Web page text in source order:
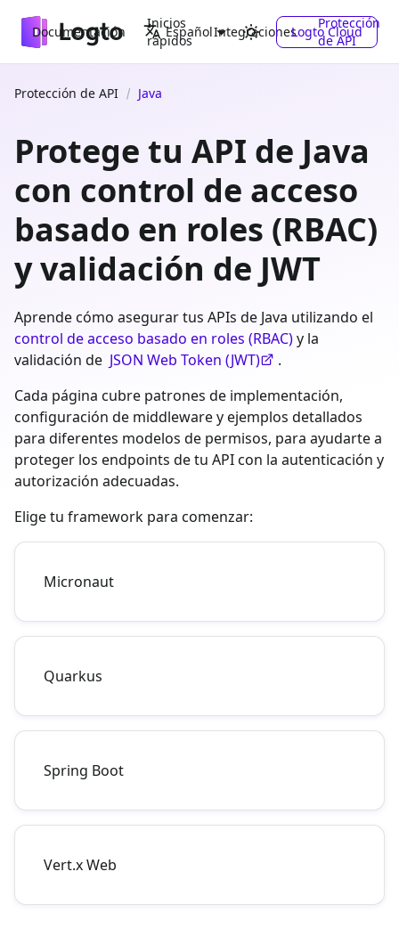
Documentación
Inicios
rápidos
Integraciones
Protección
de API
Español Logto Cloud
Protección de API Java
Protege tu API de Java
con control de acceso
basado en roles (RBAC)
y validación de JWT
Aprende cómo asegurar tus APIs de Java utilizando el
control de acceso basado en roles (RBAC)y la
validación de JSON Web Token (JWT)
.
Cada página cubre patrones de implementación,
configuración de middleware y ejemplos detallados
para diferentes modelos de permisos, para ayudarte a
proteger los endpoints de tu API con la autenticación y
autorización adecuadas.
Elige tu framework para comenzar:
Micronaut
Quarkus
Spring Boot
Vert.x Web